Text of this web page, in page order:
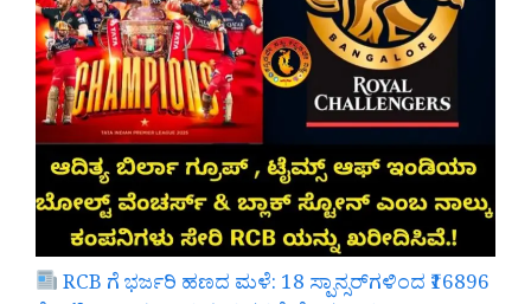
RCB ಗೆ ಭರ್ಜರಿ ಹಣದ ಮಳೆ: 18 ಸ್ಪಾನ್ಸರ್‌ಗಳಿಂದ ₹16896